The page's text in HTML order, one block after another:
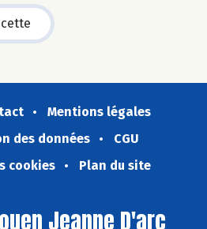
Mentions légales
des données
CGU
cookies
Plan du site
Jeanne D'arc